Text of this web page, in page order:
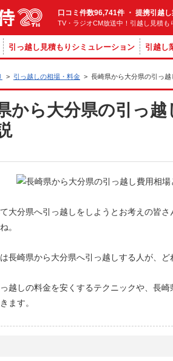
口コミ件数96,741件 ・ 提携引越
TV・ラジオCM放送中！引越し見積
引っ越し見積もりシミュレーション 引越し
> 引っ越しの相場・料金 > 長崎県から大分県の引っ
から大分県の引っ
大分県へ引っ越しをしようとお考えの皆
。
長崎県から大分県へ引っ越しする人が、
越しの料金を安くするテクニックや、長
ます。